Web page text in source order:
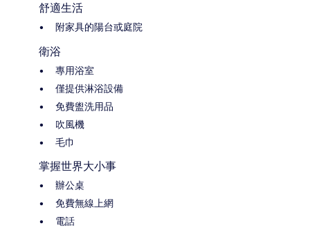
舒適生活
附家具的陽台或庭院
衛浴
專用浴室
僅提供淋浴設備
免費盥洗用品
吹風機
毛巾
掌握世界大小事
辦公桌
免費無線上網
電話